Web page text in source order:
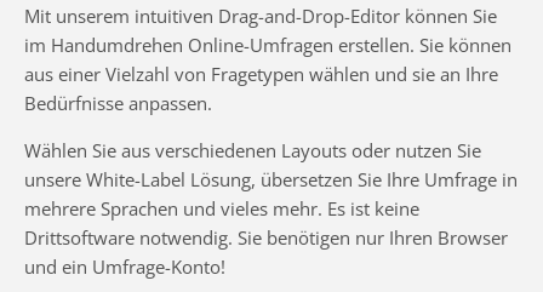
Mit unserem intuitiven Drag-and-Drop-Editor können Sie
im Handumdrehen Online-Umfragen erstellen. Sie können
aus einer Vielzahl von Fragetypen wählen und sie an Ihre
Bedürfnisse anpassen.
Wählen Sie aus verschiedenen Layouts oder nutzen Sie
unsere White-Label Lösung, übersetzen Sie Ihre Umfrage in
mehrere Sprachen und vieles mehr. Es ist keine
Drittsoftware notwendig. Sie benötigen nur Ihren Browser
und ein Umfrage-Konto!